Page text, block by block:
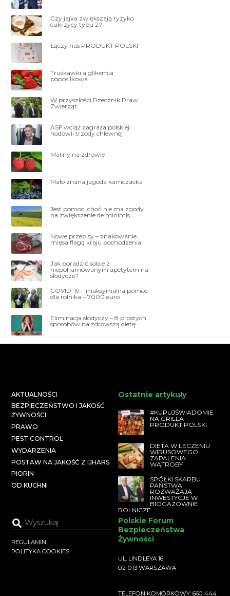
Czy jajka zwiększają ryzyko
cukrzycy typu 2?
Łączy nas PRODUKT POLSKI
Truskawki a glikemia
poposiłkowa
W przyszłości Rzecznik Praw
Zwierząt
ASF wciąż zagraża polskiej
hodowli trzody chlewnej
Maliny na zdrowie
Mało znana jagoda kamczacka
Jest pomoc, choć nie ma zgody
na zwiększenie de minimis
Nowe przepisy – znakowanie
mięsa flagą kraju pochodzenia
Jak poradzić sobie z
niepohamowanym apetytem na
słodycze?
COVID-19 – maksymalna pomoc
dla rolnika – 7000 euro
Eliminacja słodyczy – 8 prostych
sposobów na zdrowszą dietę
AKTUALNOŚCI
BEZPIECZEŃSTWO I JAKOŚĆ
ŻYWNOŚCI
PRAWO
PEST CONTROL
WYDARZENIA
POSTAW NA JAKOŚĆ Z IJHARS
PIORIN
OD KUCHNI
Ostatnie artykuły
#KUPUJŚWIADOMIE
NA GRILLA –
PRODUKT POLSKI
DIETA W LECZENIU
WIRUSOWEGO
ZAPALENIA
WĄTROBY
SPÓŁKI SKARBU
PAŃSTWA
ROZWAŻAJĄ
INWESTYCJE W
BIOGAZOWNIE
ROLNICZE
REGULAMIN
POLITYKA COOKIES
Polskie Forum
Bezpieczeństwa
Żywności
UL. LINDLEYA 16
02-013 WARSZAWA
TELEFON KOMÓRKOWY: 660 444